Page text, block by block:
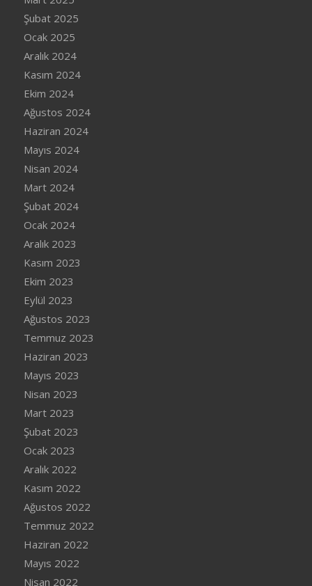
Şubat 2025
Ocak 2025
Aralık 2024
Kasım 2024
Ekim 2024
Ağustos 2024
Haziran 2024
Mayıs 2024
Nisan 2024
Mart 2024
Şubat 2024
Ocak 2024
Aralık 2023
Kasım 2023
Ekim 2023
Eylül 2023
Ağustos 2023
Temmuz 2023
Haziran 2023
Mayıs 2023
Nisan 2023
Mart 2023
Şubat 2023
Ocak 2023
Aralık 2022
Kasım 2022
Ağustos 2022
Temmuz 2022
Haziran 2022
Mayıs 2022
Nisan 2022